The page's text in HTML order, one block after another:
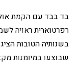
בד בבד עם הקמת
רפרטוארית ראויה
בשנותיה הטובות
שבוצעו במיומנות